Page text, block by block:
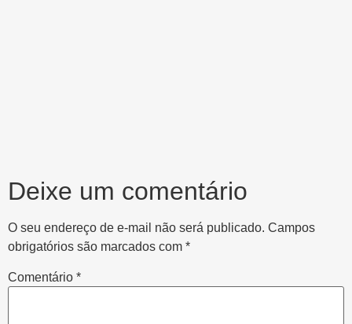
Deixe um comentário
O seu endereço de e-mail não será publicado. Campos
obrigatórios são marcados com *
Comentário *